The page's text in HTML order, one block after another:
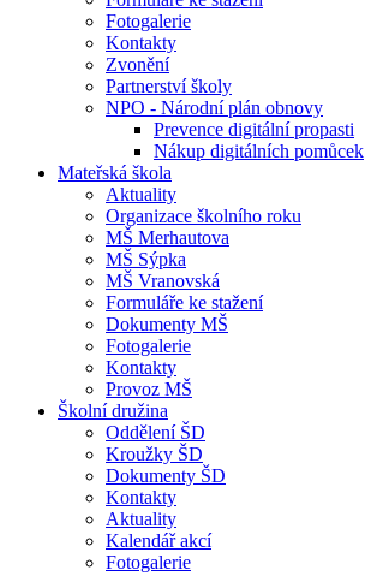
Fotogalerie
Kontakty
Zvonění
Partnerství školy
NPO - Národní plán obnovy
Prevence digitální propasti
Nákup digitálních pomůcek
Mateřská škola
Aktuality
Organizace školního roku
MŠ Merhautova
MŠ Sýpka
MŠ Vranovská
Formuláře ke stažení
Dokumenty MŠ
Fotogalerie
Kontakty
Provoz MŠ
Školní družina
Oddělení ŠD
Kroužky ŠD
Dokumenty ŠD
Kontakty
Aktuality
Kalendář akcí
Fotogalerie